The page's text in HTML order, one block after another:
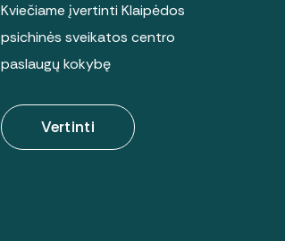
Kviečiame įvertinti Klaipėdos
psichinės sveikatos centro
paslaugų kokybę
Vertinti